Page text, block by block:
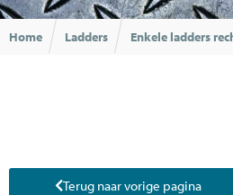
Home Ladders Enkele ladders
Terug naar vorige pagina